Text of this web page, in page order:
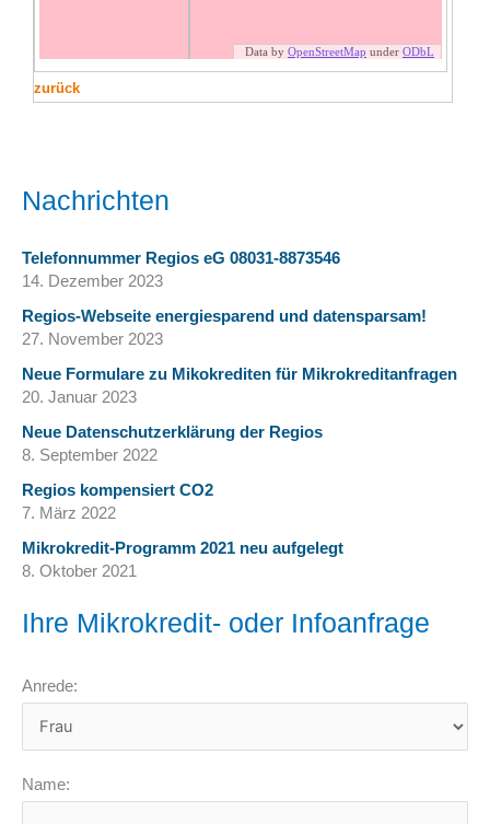
zurück
Nachrichten
Telefonnummer Regios eG 08031-8873546
14. Dezember 2023
Regios-Webseite energiesparend und datensparsam!
27. November 2023
Neue Formulare zu Mikokrediten für Mikrokreditanfragen
20. Januar 2023
Neue Datenschutzerklärung der Regios
8. September 2022
Regios kompensiert CO2
7. März 2022
Mikrokredit-Programm 2021 neu aufgelegt
8. Oktober 2021
Ihre Mikrokredit- oder Infoanfrage
Anrede:
Name: